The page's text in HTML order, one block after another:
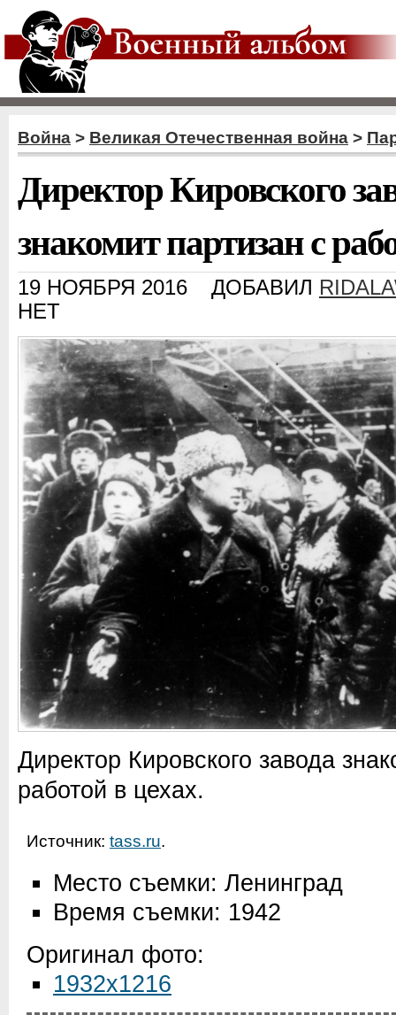
Война > Великая Отечественная война >
Директор Кировского
знакомит партизан с
19 НОЯБРЯ 2016 ДОБАВИЛ
НЕТ
Директор Кировского завода
работой в цехах.
Источник: tass.ru.
Место съемки: Ленинград
Время съемки: 1942
Оригинал фото:
1932x1216